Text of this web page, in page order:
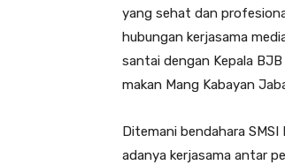
yang sehat dan
hubungan kerjasama
santai dengan Kepala
makan Mang Kabayan
Ditemani bendahara
adanya kerjasama antar